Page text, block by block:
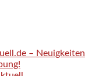
– Neuigkeiten